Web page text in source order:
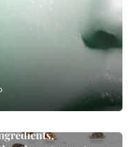
el aborto en